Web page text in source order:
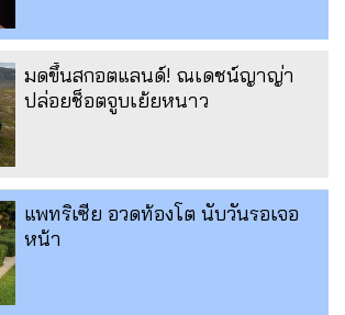
มดขึ้นสกอตแลนด์! ณเดชน์ญาญ่า
ปล่อยช็อตจูบเย้ยหนาว
แพทริเซีย อวดท้องโต นับวันรอเจอ
หน้า